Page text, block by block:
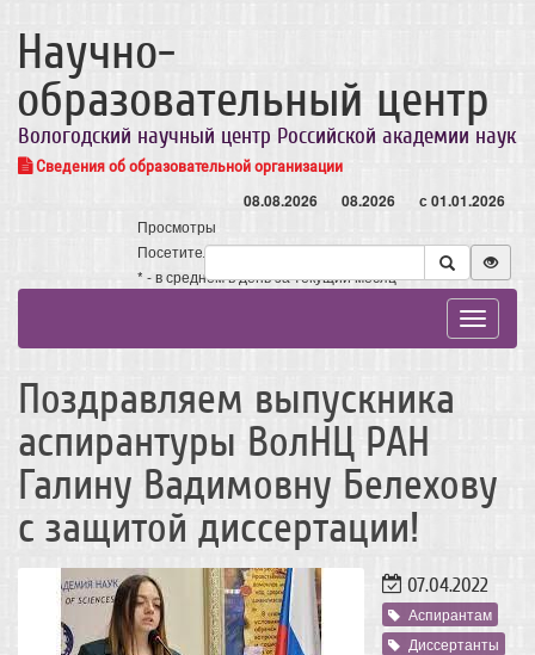
Научно-
образовательный центр
Вологодский научный центр Российской академии наук
Сведения об образовательной организации
08.08.2026 08.2026 с 01.01.2026
Просмотры
Посетители
* - в среднем в день за текущий месяц
Toggle
Поздравляем выпускника
аспирантуры ВолНЦ РАН
Галину Вадимовну Белехову
с защитой диссертации!
07.04.2022
Аспирантам
Диссертанты